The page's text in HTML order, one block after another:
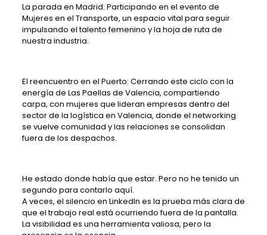
La parada en Madrid: Participando en el evento de
Mujeres en el Transporte, un espacio vital para seguir
impulsando el talento femenino y la hoja de ruta de
nuestra industria.
El reencuentro en el Puerto: Cerrando este ciclo con la
energía de Las Paellas de Valencia, compartiendo
carpa, con mujeres que lideran empresas dentro del
sector de la logística en Valencia, donde el networking
se vuelve comunidad y las relaciones se consolidan
fuera de los despachos.
He estado donde había que estar. Pero no he tenido un
segundo para contarlo aquí.
A veces, el silencio en LinkedIn es la prueba más clara de
que el trabajo real está ocurriendo fuera de la pantalla.
La visibilidad es una herramienta valiosa, pero la